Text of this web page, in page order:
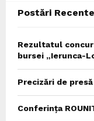
Postări Recente
Rezultatul
bursei „Ierunca-
Precizări de presă
Conferința